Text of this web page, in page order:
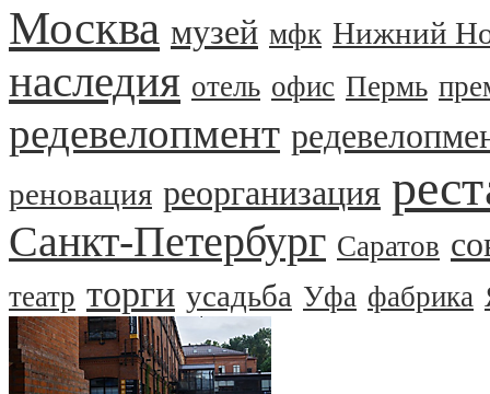
Москва музей мфк Нижний
наследия отель офис Пермь
редевелопмент
реновация реорганизация
Санкт-Петербург Саратов
театр торги усадьба Уфа фабрика